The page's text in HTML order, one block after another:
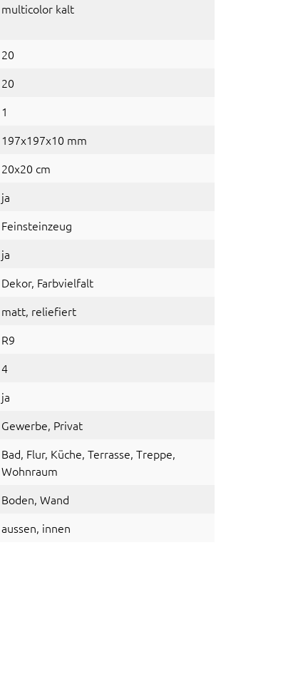
multicolor kalt
20
20
1
197x197x10 mm
20x20 cm
ja
Feinsteinzeug
ja
Dekor, Farbvielfalt
matt, reliefiert
R9
4
ja
Gewerbe, Privat
Bad, Flur, Küche, Terrasse, Treppe,
Wohnraum
Boden, Wand
aussen, innen